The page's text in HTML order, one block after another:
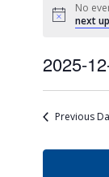
Notice
No
next
2025-
Previous